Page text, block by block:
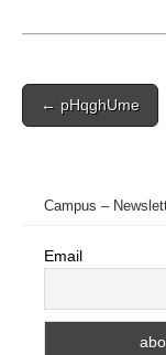
Post
navigation
← pHqghUme
Campus –
Email